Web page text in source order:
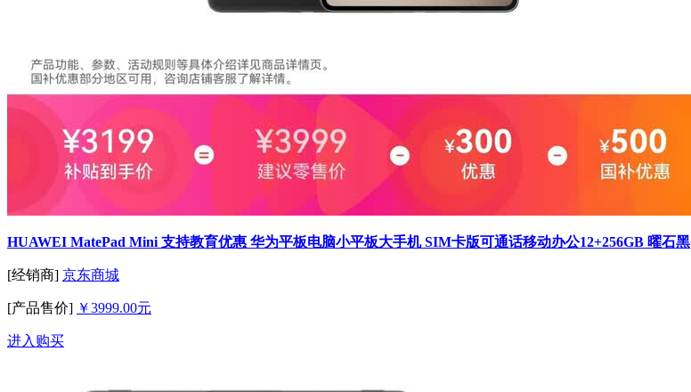
HUAWEI MatePad Mini 支持教育优惠 华为平板电脑小平板大手机 SIM卡版可通话移动办公12+256GB 曜石黑
[经销商] 京东商城
[产品售价] ￥3999.00元
进入购买